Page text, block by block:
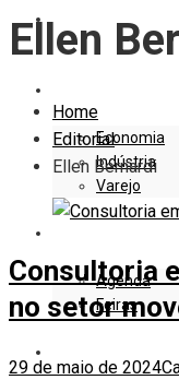
EDITORIAL
Economia
Indústria
Varejo
Agenda
Feiras
Ellen
Home
Editorial
Ellen Bernardi
Consultoria
no setor
29 de maio de 2024